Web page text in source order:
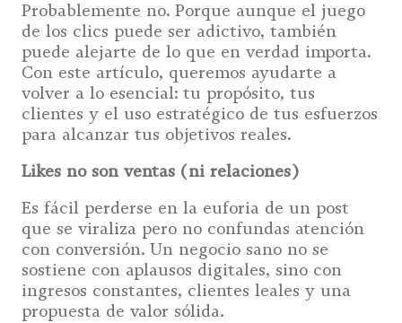
Probablemente no. Porque aunque el juego
de los clics puede ser adictivo, también
puede alejarte de lo que en verdad importa.
Con este artículo, queremos ayudarte a
volver a lo esencial: tu propósito, tus
clientes y el uso estratégico de tus esfuerzos
para alcanzar tus objetivos reales.
Likes no son ventas (ni relaciones)
Es fácil perderse en la euforia de un post
que se viraliza pero no confundas atención
con conversión. Un negocio sano no se
sostiene con aplausos digitales, sino con
ingresos constantes, clientes leales y una
propuesta de valor sólida.